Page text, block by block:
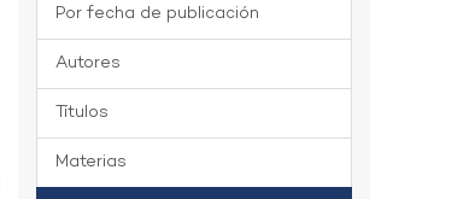
Por fecha de publicación
Autores
Títulos
Materias